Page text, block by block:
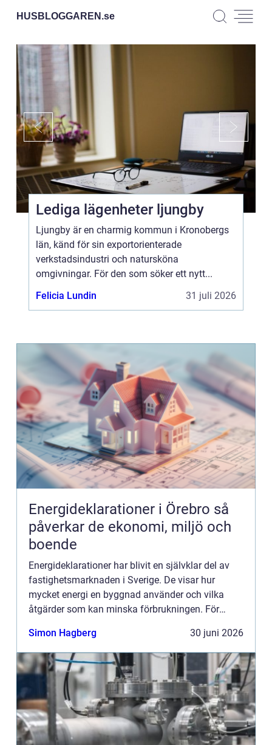
HUSBLOGGAREN.se
Lediga lägenheter ljungby
Ljungby är en charmig kommun i Kronobergs
län, känd för sin exportorienterade
verkstadsindustri och natursköna
omgivningar. För den som söker ett nytt...
Felicia Lundin
31 juli 2026
Energideklarationer i Örebro så
påverkar de ekonomi, miljö och
boende
Energideklarationer har blivit en självklar del av
fastighetsmarknaden i Sverige. De visar hur
mycket energi en byggnad använder och vilka
åtgärder som kan minska förbrukningen. För
handlar det både om p...
Simon Hagberg 30 juni 2026